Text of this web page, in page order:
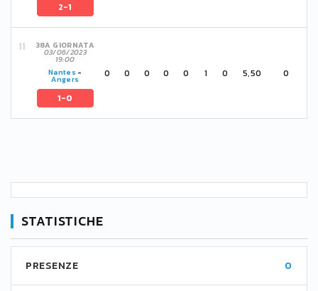
2-1
38A GIORNATA
03/06/2023
19:00
Nantes -
Angers
1-0
0 0 0 0 0 1 0 5,50 0
STATISTICHE
PRESENZE 0